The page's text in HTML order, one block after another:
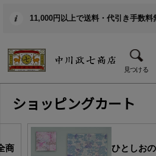
11,000円以上で送料・代引き手数料
見つける
ショッピングカート
商
ひとしお